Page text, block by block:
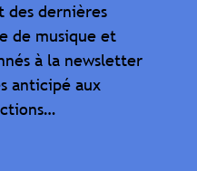
des dernières
de musique et
à la newsletter
anticipé aux